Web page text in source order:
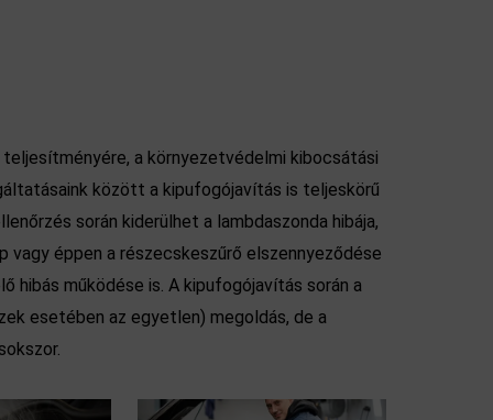
a környezetvédelmi kibocsátási
között a kipufogójavítás is teljeskörű
során kiderülhet a lambdaszonda hibája,
vagy éppen a részecskeszűrő elszennyeződése
hibás működése is. A kipufogójavítás során a
esetében az egyetlen) megoldás, de a